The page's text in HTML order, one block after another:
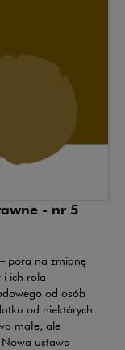
- nr 5
pora na zmianę
i ich rola
od osób
od niektórych
małe, ale
Nowa ustawa